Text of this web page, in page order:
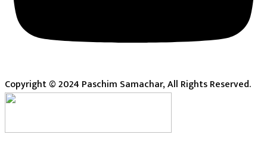
Copyright © 2024 Paschim Samachar, All Rights Reserved.